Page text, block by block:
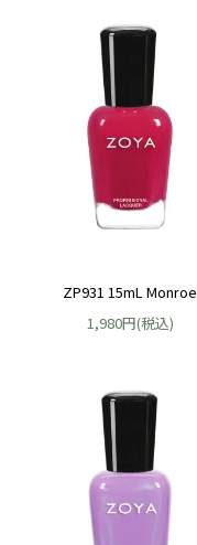
ZP931 15mL Monroe
1,980円(税込)